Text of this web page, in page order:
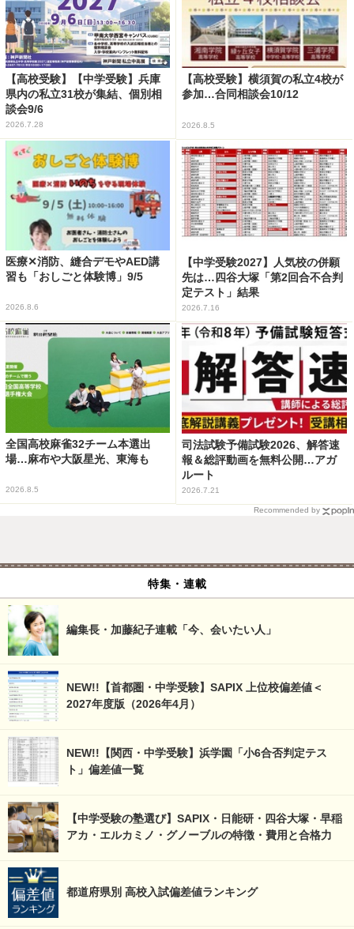
【高校受験】【中学受験】兵庫
県内の私立31校が集結、個別相
談会9/6
2026.7.28
【高校受験】横須賀の私立4校が
参加…合同相談会10/12
2026.8.5
医療✕消防、縫合デモやAED講
習も「おしごと体験博」9/5
2026.8.6
【中学受験2027】人気校の併願
先は…四谷大塚「第2回合不合判
定テスト」結果
2026.7.16
全国高校麻雀32チーム本選出
場…麻布や大阪星光、東海も
2026.8.5
司法試験予備試験2026、解答速
報＆総評動画を無料公開…アガ
ルート
2026.7.21
Recommended by
特集・連載
編集長・加藤紀子連載「今、会いたい人」
NEW!!【首都圏・中学受験】SAPIX 上位校偏差値＜
2027年度版（2026年4月）
NEW!!【関西・中学受験】浜学園「小6合否判定テス
ト」偏差値一覧
【中学受験の塾選び】SAPIX・日能研・四谷大塚・早稲
アカ・エルカミノ・グノーブルの特徴・費用と合格力
都道府県別 高校入試偏差値ランキング